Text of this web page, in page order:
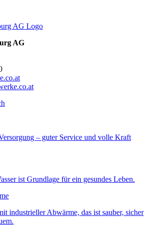
AG
– guter Service und volle Kraft
ist Grundlage für ein gesundes Leben.
industrieller Abwärme, das ist sauber, sicher